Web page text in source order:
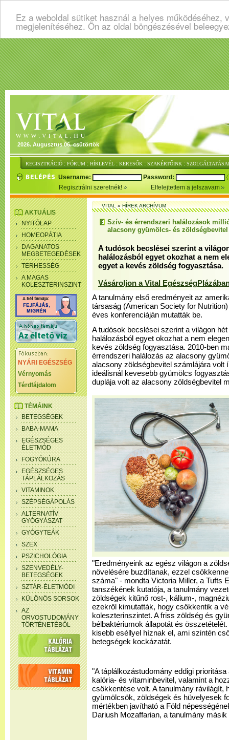
Ez a weboldal sütiket használ a helyes
megjelenítéséhez. Ön az oldal böngészésével
2026. Augusztus 06. csütörtök
REGISZTRÁCIÓ : FÓRUM : HÍRLEVÉL : KERESŐK : SZAKÉRTŐINK :
Username:
Password:
Regisztrálni szeretnék!
Elfelejtettem a jelszavam
AKTUÁLIS
NYITÓLAP
HOMEOPÁTIA
DAGANATOS
MEGBETEGEDÉSEK
TERHESSÉG
A MAGAS
KOLESZTERINSZINT
NYÁRI EGÉSZSÉG
Vérnyomás
Térdfájdalom
TÉMÁINK
BETEGSÉGEK
BABA-MAMA
EGÉSZSÉGES
ÉLETMÓD
FOGYÓKÚRA
EGÉSZSÉGES
TÁPLÁLKOZÁS
VITAMINOK
SZÉPSÉGÁPOLÁS
ALTERNATÍV
GYÓGYÁSZAT
GYÓGYTEÁK
SZEX
PSZICHOLÓGIA
SZENVEDÉLY-
BETEGSÉGEK
SZTÁR-ÉLETMÓDI
KÜLÖNÖS SORSOK
AZ
ORVOSTUDOMÁNY
TÖRTÉNETÉBŐL
VITAL»HÍREK ARCHÍVUM
Szív- és érrendszeri halálozások
alacsony gyümölcs- és zöldségbevitel
A tudósok becslései szerint a
halálozásból egyet okozhat a nem
egyet a kevés zöldség fogyasztása.
Vásároljon a Vital
A tanulmány első eredményeit az
társaság (American Society for
éves konferenciáján mutatták be.
A tudósok becslései szerint a világon
halálozásból egyet okozhat a nem
kevés zöldség fogyasztása. 2010-ben
érrendszeri halálozás az alacsony
alacsony zöldségbevitel számlájára volt
ideálisnál kevesebb gyümölcs
duplája volt az alacsony zöldségbevitel
"Eredményeink az egész világon a
növelésére buzdítanak, ezzel
száma" - mondta Victoria Miller, a Tufts
tanszékének kutatója, a tanulmány
zöldségek kitűnő rost-, kálium-,
ezekről kimutatták, hogy csökkentik a
koleszterinszintet. A friss zöldség és
bélbaktériumok állapotát és
kisebb eséllyel híznak el, ami szintén
betegségek kockázatát.
"A táplálkozástudomány eddigi
kalória- és vitaminbevitel, valamint a
csökkentése volt. A tanulmány rávilágít,
gyümölcsök, zöldségek és hüvelyesek
mértékben javítható a Föld
Dariush Mozaffarian, a tanulmány